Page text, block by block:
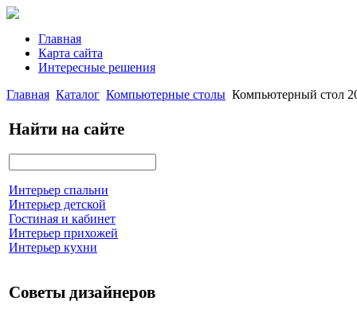
Главная
Карта сайта
Интересные решения
Главная Каталог Компьютерные столы Компьютерный стол
Найти на сайте
Интерьер спальни
Интерьер детской
Гостиная и кабинет
Интерьер прихожей
Интерьер кухни
Советы дизайнеров